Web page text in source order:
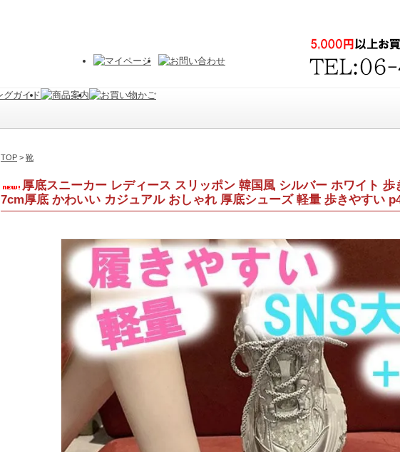
TOP > 靴
厚底スニーカー レディース スリッポン 韓国風 シルバー ホワイト
7cm厚底 かわいい カジュアル おしゃれ 厚底シューズ 軽量 歩きやすい